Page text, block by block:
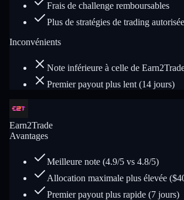
Frais de challenge remboursables
Plus de stratégies de trading
Inconvénients
Note inférieure à celle de
Premier payout plus lent (14 jours)
Earn2Trade
Avantages
Meilleure note (4.9/5 vs 4.8/5)
Allocation maximale plus élevée
Premier payout plus rapide (7 jours)